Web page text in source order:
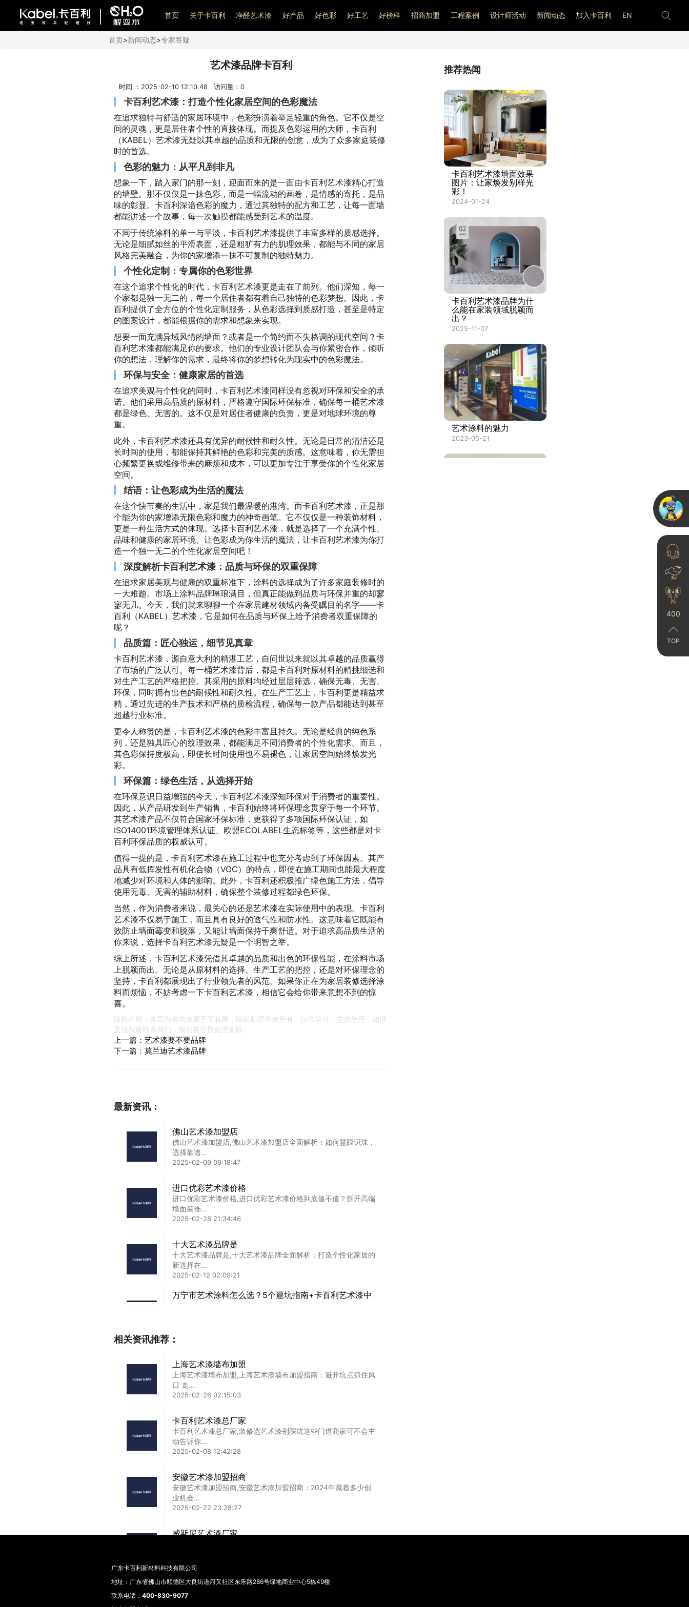
艺术漆加盟
首页 关于卡百利 净醛艺术漆 好产品 好色彩 好工艺 好榜样 招商加盟 工程案例 设计师活动 新闻动态 加入卡百利 EN
首页>新闻动态>专家答疑
艺术漆品牌卡百利
时间 ：2025-02-10 12:10:48 访问量： 0
卡百利艺术漆：打造个性化家居空间的色彩魔法
在追求独特与舒适的家居环境中，色彩扮演着举足轻重的角色。它不仅是空
间的灵魂，更是居住者个性的直接体现。而提及色彩运用的大师，卡百利
（KABEL）艺术漆无疑以其卓越的品质和无限的创意，成为了众多家庭装修
时的首选。
色彩的魅力：从平凡到非凡
想象一下，踏入家门的那一刻，迎面而来的是一面由卡百利艺术漆精心打造
的墙壁。那不仅仅是一抹色彩，而是一幅流动的画卷，是情感的寄托，是品
味的彰显。卡百利深谙色彩的魔力，通过其独特的配方和工艺，让每一面墙
都能讲述一个故事，每一次触摸都能感受到艺术的温度。
不同于传统涂料的单一与平淡，卡百利艺术漆提供了丰富多样的质感选择。
无论是细腻如丝的平滑表面，还是粗犷有力的肌理效果，都能与不同的家居
风格完美融合，为你的家增添一抹不可复制的独特魅力。
个性化定制：专属你的色彩世界
在这个追求个性化的时代，卡百利艺术漆更是走在了前列。他们深知，每一
个家都是独一无二的，每一个居住者都有着自己独特的色彩梦想。因此，卡
百利提供了全方位的个性化定制服务，从色彩选择到质感打造，甚至是特定
的图案设计，都能根据你的需求和想象来实现。
想要一面充满异域风情的墙面？或者是一个简约而不失格调的现代空间？卡
百利艺术漆都能满足你的要求。他们的专业设计团队会与你紧密合作，倾听
你的想法，理解你的需求，最终将你的梦想转化为现实中的色彩魔法。
环保与安全：健康家居的首选
在追求美观与个性化的同时，卡百利艺术漆同样没有忽视对环保和安全的承
诺。他们采用高品质的原材料，严格遵守国际环保标准，确保每一桶艺术漆
都是绿色、无害的。这不仅是对居住者健康的负责，更是对地球环境的尊
重。
此外，卡百利艺术漆还具有优异的耐候性和耐久性。无论是日常的清洁还是
长时间的使用，都能保持其鲜艳的色彩和完美的质感。这意味着，你无需担
心频繁更换或维修带来的麻烦和成本，可以更加专注于享受你的个性化家居
空间。
结语：让色彩成为生活的魔法
在这个快节奏的生活中，家是我们最温暖的港湾。而卡百利艺术漆，正是那
个能为你的家增添无限色彩和魔力的神奇画笔。它不仅仅是一种装饰材料，
更是一种生活方式的体现。选择卡百利艺术漆，就是选择了一个充满个性、
品味和健康的家居环境。让色彩成为你生活的魔法，让卡百利艺术漆为你打
造一个独一无二的个性化家居空间吧！
深度解析卡百利艺术漆：品质与环保的双重保障
在追求家居美观与健康的双重标准下，涂料的选择成为了许多家庭装修时的
一大难题。市场上涂料品牌琳琅满目，但真正能做到品质与环保并重的却寥
寥无几。今天，我们就来聊聊一个在家居建材领域内备受瞩目的名字——卡
百利（KABEL）艺术漆，它是如何在品质与环保上给予消费者双重保障的
呢？
品质篇：匠心独运，细节见真章
卡百利艺术漆，源自意大利的精湛工艺，自问世以来就以其卓越的品质赢得
了市场的广泛认可。每一桶艺术漆背后，都是卡百利对原材料的精挑细选和
对生产工艺的严格把控。其采用的原料均经过层层筛选，确保无毒、无害、
环保，同时拥有出色的耐候性和耐久性。在生产工艺上，卡百利更是精益求
精，通过先进的生产技术和严格的质检流程，确保每一款产品都能达到甚至
超越行业标准。
更令人称赞的是，卡百利艺术漆的色彩丰富且持久。无论是经典的纯色系
列，还是独具匠心的纹理效果，都能满足不同消费者的个性化需求。而且，
其色彩保持度极高，即使长时间使用也不易褪色，让家居空间始终焕发光
彩。
环保篇：绿色生活，从选择开始
在环保意识日益增强的今天，卡百利艺术漆深知环保对于消费者的重要性。
因此，从产品研发到生产销售，卡百利始终将环保理念贯穿于每一个环节。
其艺术漆产品不仅符合国家环保标准，更获得了多项国际环保认证，如
ISO14001环境管理体系认证、欧盟ECOLABEL生态标签等，这些都是对卡
百利环保品质的权威认可。
值得一提的是，卡百利艺术漆在施工过程中也充分考虑到了环保因素。其产
品具有低挥发性有机化合物（VOC）的特点，即使在施工期间也能最大程度
地减少对环境和人体的影响。此外，卡百利还积极推广绿色施工方法，倡导
使用无毒、无害的辅助材料，确保整个装修过程都绿色环保。
当然，作为消费者来说，最关心的还是艺术漆在实际使用中的表现。卡百利
艺术漆不仅易于施工，而且具有良好的透气性和防水性。这意味着它既能有
效防止墙面霉变和脱落，又能让墙面保持干爽舒适。对于追求高品质生活的
你来说，选择卡百利艺术漆无疑是一个明智之举。
综上所述，卡百利艺术漆凭借其卓越的品质和出色的环保性能，在涂料市场
上脱颖而出。无论是从原材料的选择、生产工艺的把控，还是对环保理念的
坚持，卡百利都展现出了行业领先者的风范。如果你正在为家居装修选择涂
料而烦恼，不妨考虑一下卡百利艺术漆，相信它会给你带来意想不到的惊
喜。
版权声明：本页内容均来源于互联网，版权归原作者所有。仅供学习、交流使用，如涉
及侵权请联系我们，我们将尽快处理删除。
上一篇： 艺术漆要不要品牌
下一篇： 莫兰迪艺术漆品牌
最新资讯：
佛山艺术漆加盟店
佛山艺术漆加盟店,佛山艺术漆加盟店全面解析：如何慧眼识珠，
选择靠谱...
2025-02-09 09:18:47
进口优彩艺术漆价格
进口优彩艺术漆价格,进口优彩艺术漆价格到底值不值？拆开高端
墙面装饰...
2025-02-28 21:34:46
十大艺术漆品牌是
十大艺术漆品牌是,十大艺术漆品牌全面解析：打造个性化家居的
新选择在...
2025-02-12 02:09:21
万宁市艺术涂料怎么选？5个避坑指南+卡百利艺术漆中
2025-08-16 17:01:07
南昌市艺术涂料厂家墙面效果图2025南昌艺术涂料厂家最新墙
面效果图...
2025-04-04 01:02:43
常州原罐艺术漆厂家,探索常州原罐艺术漆的直销魅力：品质与价
格的完美...
2025-02-14 18:33:46
相关资讯推荐：
上海艺术漆墙布加盟
上海艺术漆墙布加盟,上海艺术漆墙布加盟指南：避开坑点抓住风
口 走...
2025-02-26 02:15:03
卡百利艺术漆总厂家
卡百利艺术漆总厂家,装修选艺术漆别踩坑这些门道商家可不会主
动告诉你...
2025-02-08 12:42:28
安徽艺术漆加盟招商
安徽艺术漆加盟招商,安徽艺术漆加盟招商：2024年藏着多少创
业机会...
2025-02-22 23:28:27
威斯尼艺术漆厂家
2025-02-10 23:56:31
2026年想做专业艺术漆加盟，哪些靠谱品牌值得创业者
选择
推荐热闻
卡百利艺术漆墙面效果
图片：让家焕发别样光
彩！
2024-01-24
卡百利艺术漆品牌为什
么能在家装领域脱颖而
出？
2025-11-07
艺术涂料的魅力
2023-06-21
400
TOP
广东卡百利新材料科技有限公司
地址：广东省佛山市顺德区大良街道府又社区东乐路286号绿地商业中心5栋49楼
联系电话： 400-830-9077